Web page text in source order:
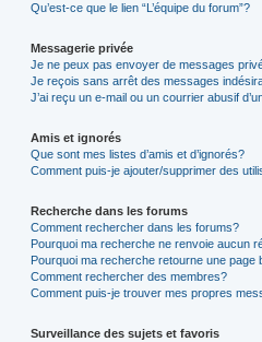
Qu’est-ce que le lien “L’équipe du forum”?
Messagerie privée
Je ne peux pas envoyer de messages
Je reçois sans arrêt des messages
J’ai reçu un e-mail ou un courrier abusif
Amis et ignorés
Que sont mes listes d’amis et d’ignorés?
Comment puis-je ajouter/supprimer des
Recherche dans les forums
Comment rechercher dans les forums?
Pourquoi ma recherche ne renvoie aucun
Pourquoi ma recherche retourne une page
Comment rechercher des membres?
Comment puis-je trouver mes propres
Surveillance des sujets et favoris